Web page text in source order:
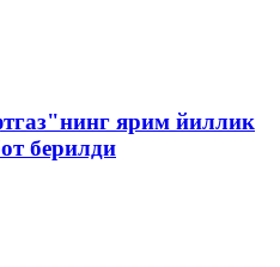
ярим йиллик
берилди